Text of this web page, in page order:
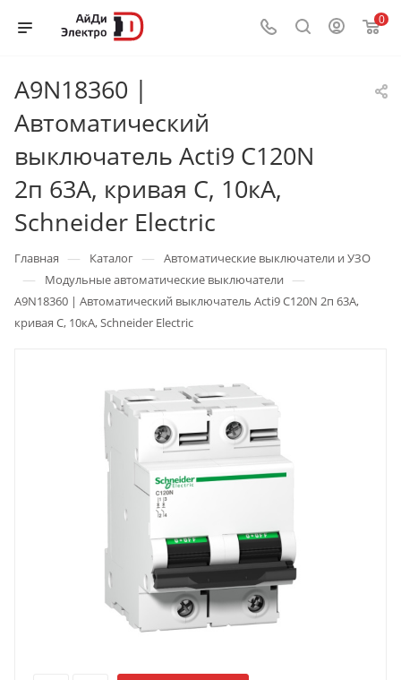
0
A9N18360 |
Автоматический
выключатель Acti9 C120N
2п 63А, кривая С, 10кА,
Schneider Electric
Главная — Каталог — Автоматические выключатели и УЗО
— Модульные автоматические выключатели —
A9N18360 | Автоматический выключатель Acti9 C120N 2п 63А,
кривая С, 10кА, Schneider Electric